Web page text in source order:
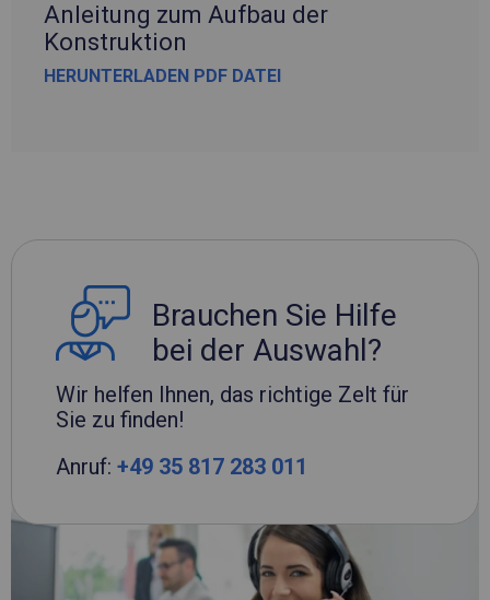
Anleitung zum Aufbau der
Konstruktion
HERUNTERLADEN PDF DATEI
Brauchen Sie Hilfe
bei der Auswahl?
Wir helfen Ihnen, das richtige Zelt für
Sie zu finden!
Anruf: +49 35 817 283 011